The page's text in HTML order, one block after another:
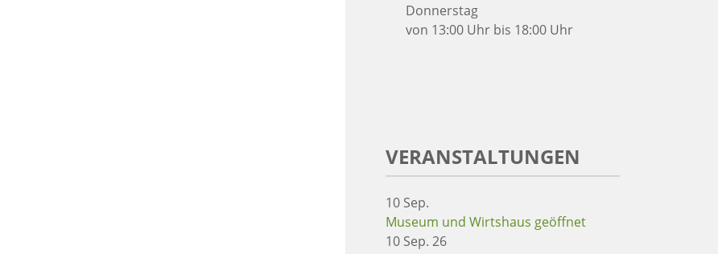
Donnerstag
von 13:00 Uhr bis 18:00 Uhr
VERANSTALTUNGEN
10 Sep.
Museum und Wirtshaus geöffnet
10 Sep. 26